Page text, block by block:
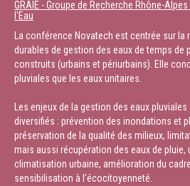
GRAIE - Groupe de Recherche Rhône-
l'Eau
La conférence Novatech est centrée sur
durables de gestion des eaux de temps de
construits (urbains et périurbains). Elle
pluviales que les eaux unitaires.
Les enjeux de la gestion des eaux
diversifiés : prévention des inondations et
préservation de la qualité des milieux,
mais aussi récupération des eaux de pluie,
climatisation urbaine, amélioration du
sensibilisation à l'écocitoyenneté.